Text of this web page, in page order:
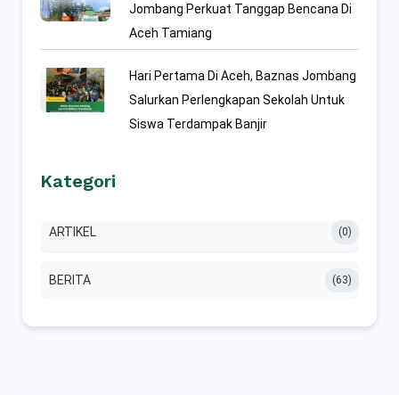
Jombang Perkuat Tanggap Bencana Di
Aceh Tamiang
Hari Pertama Di Aceh, Baznas Jombang
Salurkan Perlengkapan Sekolah Untuk
Siswa Terdampak Banjir
Kategori
ARTIKEL (0)
BERITA (63)